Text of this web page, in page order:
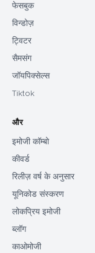
फेसबुक
विन्डोज़
ट्विटर
सैमसंग
जॉयपिक्सेल्स
Tiktok
और
इमोजी कॉम्बो
कीवर्ड
रिलीज़ वर्ष के अनुसार
यूनिकोड संस्करण
लोकप्रिय इमोजी
ब्लॉग
काओमोजी